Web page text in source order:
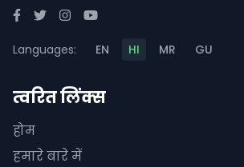
Languages: EN HI MR GU
त्वरित लिंक्स
होम
हमारे बारे में